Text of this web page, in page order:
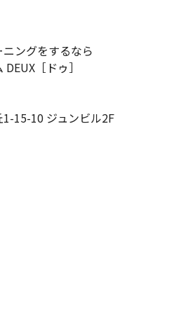
ングをするなら
［ドゥ］
15-10 ジュンビル2F